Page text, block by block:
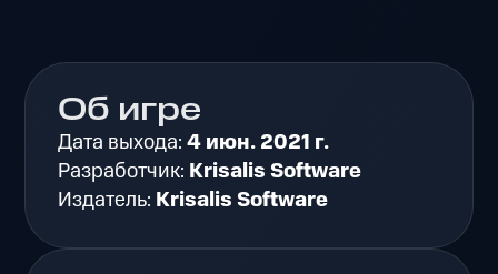
Об игре
Дата выхода:4 июн. 2021 г.
Разработчик: Krisalis Software
Издатель: Krisalis Software